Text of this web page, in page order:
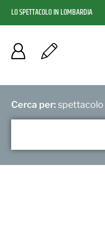
LO SPETTACOLO IN LOMBARDIA
Cerca per:spettacolo